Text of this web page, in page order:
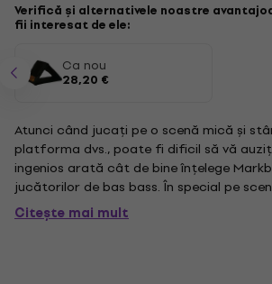
Verifică și alternativele noastre
fii interesat de ele:
Ca nou
28,20 €
Atunci când jucați pe o scenă mică și
platforma dvs., poate fi dificil să vă
ingenios arată cât de bine înțelege
jucătorilor de bas bass. În special pe
basistul trebuie adesea să-și încline
"monitor") pentru a se auzi în mod
Citește mai mult